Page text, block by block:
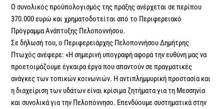
Ο συνολικός προϋπολογισμός της πράξης ανέρχεται σε περίπου
370.000 ευρώ και χρηματοδοτείται από το Περιφερειακό
Πρόγραμμα Ανάπτυξης Πελοποννήσου.
Σε δήλωσή του, ο Περιφερειάρχης Πελοποννήσου Δημήτρης
Πτωχός ανέφερε: «Η σημερινή υπογραφή αφορά την ευθύνη μας να
προετοιμάζουμε έγκαιρα έργα που απαντούν σε πραγματικές
ανάγκες των τοπικών κοινωνιών. Η αντιπλημμυρική προστασία και
η διαχείριση των υδάτων είναι κρίσιμα ζητήματα για τη Μεσσηνία
και συνολικά για την Πελοπόννησο. Επενδύουμε συστηματικά στην